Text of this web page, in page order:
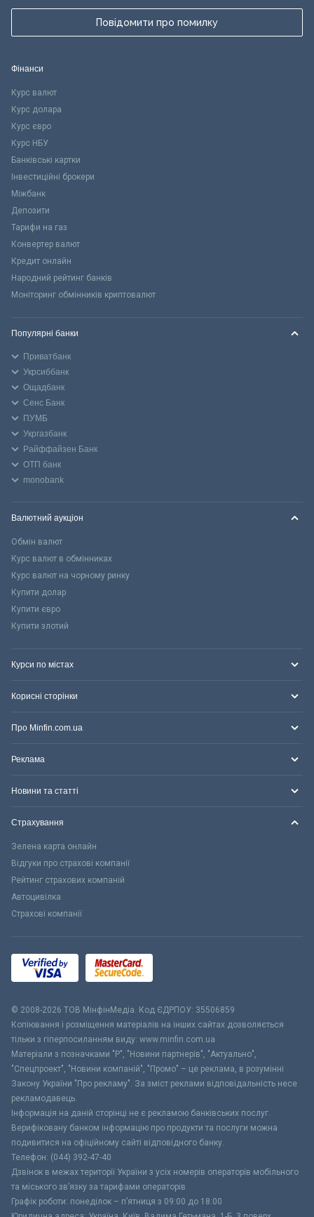
Повідомити про помилку
Фінанси
Курс валют
Курс долара
Курс євро
Курс НБУ
Банківські картки
Інвестиційні брокери
Міжбанк
Депозити
Тарифи на газ
Конвертер валют
Кредит онлайн
Народний рейтинг банків
Моніторинг обмінників криптовалют
Популярні банки
Приватбанк
Укрсиббанк
Ощадбанк
Сенс Банк
ПУМБ
Укргазбанк
Райффайзен Банк
ОТП банк
monobank
Валютний аукціон
Обмін валют
Курс валют в обмінниках
Курс валют на чорному ринку
Купити долар
Купити євро
Купити злотий
Курси по містах
Корисні сторінки
Про Minfin.com.ua
Реклама
Новини та статті
Страхування
Зелена карта онлайн
Відгуки про страхові компанії
Рейтинг страхових компаній
Автоцивілка
Страхові компанії
© 2008-2026 ТОВ МiнфiнМедiа. Код ЄДРПОУ: 35506859
Копіювання і розміщення матеріалів на інших сайтах дозволяється
тільки з гіперпосиланням виду: www.minfin.com.ua
Матеріали з позначками "Р", "Новини партнерів", "Актуально",
"Спецпроект", "Новини компаній", "Промо" – це реклама, в розумінні
Закону України "Про рекламу". За зміст реклами відповідальність несе
рекламодавець.
Інформація на даній сторінці не є рекламою банківських послуг.
Верифіковану банком інформацію про продукти та послуги можна
подивитися на офіційному сайті відповідного банку.
Телефон: (044) 392-47-40
Дзвінок в межах території України з усіх номерів операторів мобільного
та міського зв’язку за тарифами операторів
Графік роботи: понеділок – п’ятниця з 09:00 до 18:00